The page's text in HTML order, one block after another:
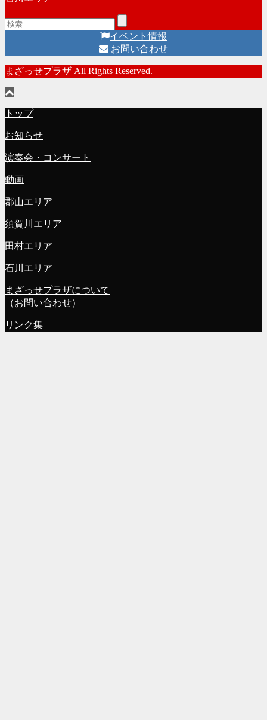
イベント情報
お問い合わせ
まざっせプラザ All Rights Reserved.
トップ
お知らせ
演奏会・コンサート
動画
郡山エリア
須賀川エリア
田村エリア
石川エリア
まざっせプラザについて
（お問い合わせ）
リンク集